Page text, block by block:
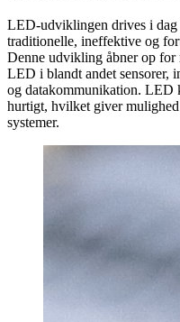
LED-udviklingen drives i dag
traditionelle, ineffektive og
Denne udvikling åbner op for
LED i blandt andet sensorer,
og datakommunikation. LED
hurtigt, hvilket giver
systemer.